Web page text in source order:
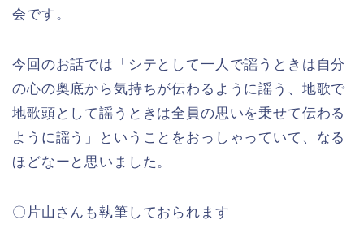
会です。
今回のお話では「シテとして一人で謡うときは自分
の心の奥底から気持ちが伝わるように謡う、地歌で
地歌頭として謡うときは全員の思いを乗せて伝わる
ように謡う」ということをおっしゃっていて、なる
ほどなーと思いました。
〇片山さんも執筆しておられます